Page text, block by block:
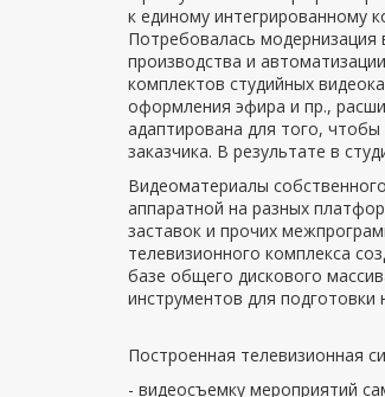
к единому интегрированному
Потребовалась модернизация
производства и
комплектов студийных
оформления эфира и пр.,
адаптирована для того,
заказчика. В результате в
Видеоматериалы
аппаратной на разных
заставок и прочих
телевизионного комплекса
базе общего дискового
инструментов для
Построенная телевизионная
- видеосъемку мероприятий